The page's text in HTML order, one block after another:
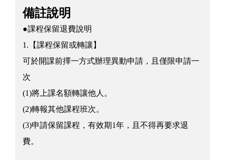
備註說明
●課程保留退費說明
1.【課程保留或轉讓】
可於開課前擇一方式辦理異動申請，且僅限申請一
次
(1)將上課名額轉讓他人。
(2)轉報其他課程班次。
(3)申請保留課程，有效期1年，且不得再要求退
費。